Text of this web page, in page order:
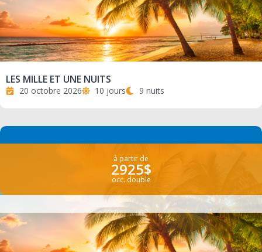
LES MILLE ET UNE NUITS
20 octobre 2026 10 jours 9 nuits
à partir de
2925$
occ. double